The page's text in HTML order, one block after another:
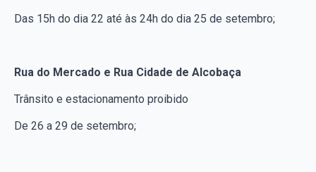
Das 15h do dia 22 até às 24h do dia 25 de setembro;
Rua do Mercado e Rua Cidade de Alcobaça
Trânsito e estacionamento proibido
De 26 a 29 de setembro;